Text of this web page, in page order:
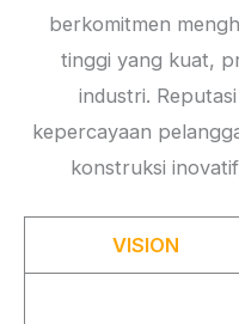
berkomitmen
tinggi yang kuat,
industri.
kepercayaan
konstruksi
VISION